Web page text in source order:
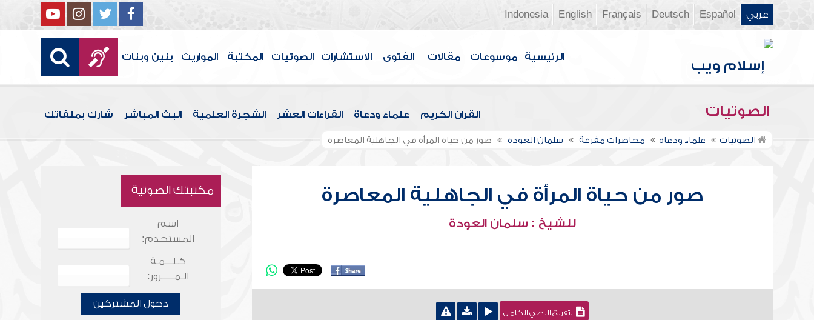
عربي Español
Deutsch
Français
English
Indonesia
الرئيسية موسوعات مقالات الفتوى الاستشارات الصوتيات المكتبة المواريث بنين وبنات
الصوتيات القرآن الكريم علماء ودعاة القراءات العشر الشجرة العلمية البث المباشر شارك بملفاتك
الصوتيات علماء ودعاة محاضرات مفرغة سلمان العودة صور من حياة المرأة في الجاهلية المعاصرة
صور من حياة المرأة في الجاهلية المعاصرة
للشيخ : سلمان العودة
التفريغ النصي الكامل
مكتبتك الصوتية
اسم
المستخدم:
كـلـــمـة
الـمـــــرور:
دخول المشتركين